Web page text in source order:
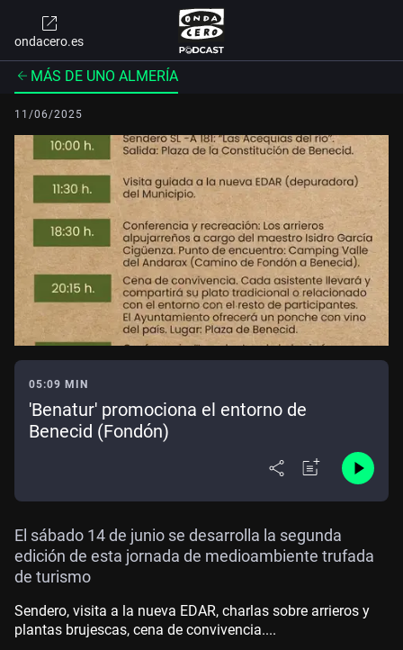
ondacero.es
MÁS DE UNO ALMERÍA
11/06/2025
05:09 MIN
'Benatur' promociona el entorno de
Benecid (Fondón)
El sábado 14 de junio se desarrolla la segunda
edición de esta jornada de medioambiente trufada
de turismo
Sendero, visita a la nueva EDAR, charlas sobre arrieros y
plantas brujescas, cena de convivencia....